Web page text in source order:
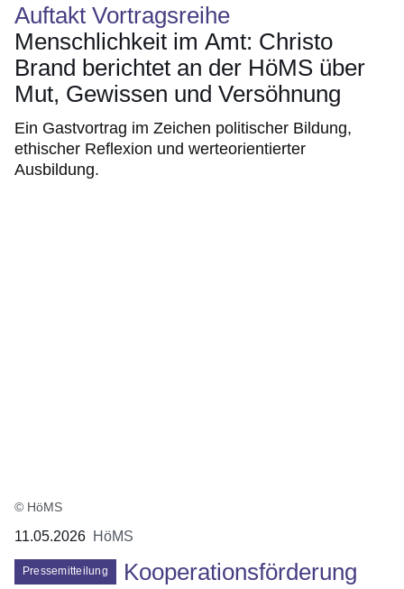
Auftakt Vortragsreihe
Menschlichkeit im Amt: Christo
Brand berichtet an der HöMS über
Mut, Gewissen und Versöhnung
Ein Gastvortrag im Zeichen politischer Bildung,
ethischer Reflexion und werteorientierter
Ausbildung.
© HöMS
11.05.2026 HöMS
Pressemitteilung
Kooperationsförderung